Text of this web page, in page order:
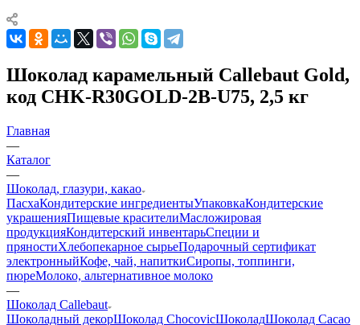
Шоколад карамельный Callebaut Gold,
код CHK-R30GOLD-2B-U75, 2,5 кг
Главная
—
Каталог
—
Шоколад, глазури, какао
ПасхаКондитерские ингредиентыУпаковкаКондитерские
украшенияПищевые красителиМасложировая
продукцияКондитерский инвентарьСпеции и
пряностиХлебопекарное сырьеПодарочный сертификат
электронныйКофе, чай, напиткиСиропы, топпинги,
пюреМолоко, альтернативное молоко
—
Шоколад Callebaut
Шоколадный декорШоколад ChocovicШоколадШоколад Cacao